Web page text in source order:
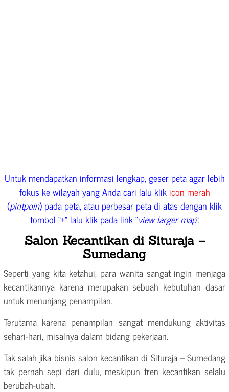
Untuk mendapatkan informasi lengkap, geser peta agar lebih
fokus ke wilayah yang Anda cari lalu klik icon merah
(pintpoin) pada peta, atau perbesar peta di atas dengan klik
tombol “+” lalu klik pada link “view larger map“.
Salon Kecantikan di Situraja –
Sumedang
Seperti yang kita ketahui, para wanita sangat ingin menjaga
kecantikannya karena merupakan sebuah kebutuhan dasar
untuk menunjang penampilan.
Terutama karena penampilan sangat mendukung aktivitas
sehari-hari, misalnya dalam bidang pekerjaan.
Tak salah jika bisnis salon kecantikan di Situraja – Sumedang
tak pernah sepi dari dulu, meskipun tren kecantikan selalu
berubah-ubah.